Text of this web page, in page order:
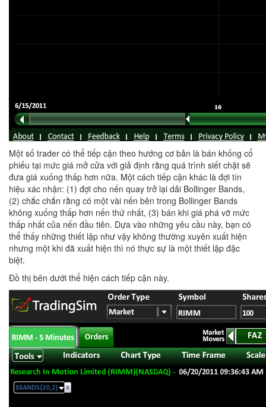
Một số trader có thể tiếp cận theo hướng cơ bản là bán khống cổ
phiếu tại mức giá mở cửa với giả định rằng quá trình siết chặt sẽ
đưa giá xuống thấp hơn nữa. Một cách tiếp cận khác là đợi tín
hiệu xác nhận: (1) đợi cho nến quay trở lại dải Bollinger Bands,
(2) chắc chắn rằng có một vài nến bên trong Bollinger Bands
không xuống thấp hơn nến thứ nhất, (3) bán khi giá phá vỡ mức
thấp nhất của nến đầu tiên. Dựa vào những yêu cầu này, bạn có
thể thấy những thiết lập như vậy không thường xuyên xuất hiện
nhưng một khi đã xuất hiện thì nó thực sự là một thiết lập đặc
biệt.
Đồ thị bên dưới thể hiện cách tiếp cận này.